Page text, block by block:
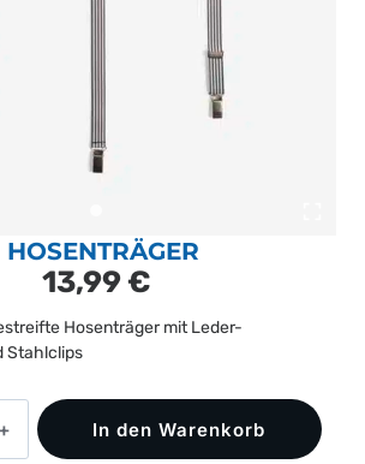
13,99€
Hosenträger mit Leder-
Stahlclips
In den Warenkorb